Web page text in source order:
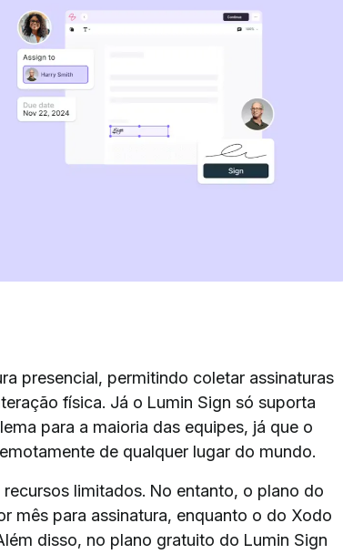
presencial, permitindo coletar assinaturas
física. Já o Lumin Sign só suporta
para a maioria das equipes, já que o
de qualquer lugar do mundo.
limitados. No entanto, o plano do
mês para assinatura, enquanto o do Xodo
disso, no plano gratuito do Lumin Sign